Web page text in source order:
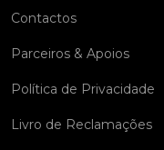
Contactos
Parceiros & Apoios
Política de Privacidade
Livro de Reclamações